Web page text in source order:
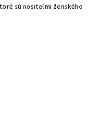
sú nositeľmi ženského